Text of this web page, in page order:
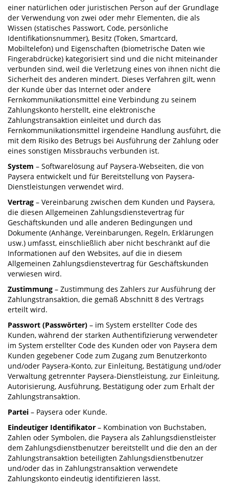
einer natürlichen oder juristischen Person auf der Grundlage
der Verwendung von zwei oder mehr Elementen, die als
Wissen (statisches Passwort, Code, persönliche
Identifikationsnummer), Besitz (Token, Smartcard,
Mobiltelefon) und Eigenschaften (biometrische Daten wie
Fingerabdrücke) kategorisiert sind und die nicht miteinander
verbunden sind, weil die Verletzung eines von ihnen nicht die
Sicherheit des anderen mindert. Dieses Verfahren gilt, wenn
der Kunde über das Internet oder andere
Fernkommunikationsmittel eine Verbindung zu seinem
Zahlungskonto herstellt, eine elektronische
Zahlungstransaktion einleitet und durch das
Fernkommunikationsmittel irgendeine Handlung ausführt, die
mit dem Risiko des Betrugs bei Ausführung der Zahlung oder
eines sonstigen Missbrauchs verbunden ist.
System – Softwarelösung auf Paysera-Webseiten, die von
Paysera entwickelt und für Bereitstellung von Paysera-
Dienstleistungen verwendet wird.
Vertrag – Vereinbarung zwischen dem Kunden und Paysera,
die diesen Allgemeinen Zahlungsdienstevertrag für
Geschäftskunden und alle anderen Bedingungen und
Dokumente (Anhänge, Vereinbarungen, Regeln, Erklärungen
usw.) umfasst, einschließlich aber nicht beschränkt auf die
Informationen auf den Websites, auf die in diesem
Allgemeinen Zahlungsdienstevertrag für Geschäftskunden
verwiesen wird.
Zustimmung – Zustimmung des Zahlers zur Ausführung der
Zahlungstransaktion, die gemäß Abschnitt 8 des Vertrags
erteilt wird.
Passwort (Passwörter) – im System erstellter Code des
Kunden, während der starken Authentifizierung verwendeter
im System erstellter Code des Kunden oder von Paysera dem
Kunden gegebener Code zum Zugang zum Benutzerkonto
und/oder Paysera-Konto, zur Einleitung, Bestätigung und/oder
Verwaltung getrennter Paysera-Dienstleistung, zur Einleitung,
Autorisierung, Ausführung, Bestätigung oder zum Erhalt der
Zahlungstransaktion.
Partei – Paysera oder Kunde.
Eindeutiger Identifikator – Kombination von Buchstaben,
Zahlen oder Symbolen, die Paysera als Zahlungsdienstleister
dem Zahlungsdienstbenutzer bereitstellt und die den an der
Zahlungstransaktion beteiligten Zahlungsdienstbenutzer
und/oder das in Zahlungstransaktion verwendete
Zahlungskonto eindeutig identifizieren lässt.